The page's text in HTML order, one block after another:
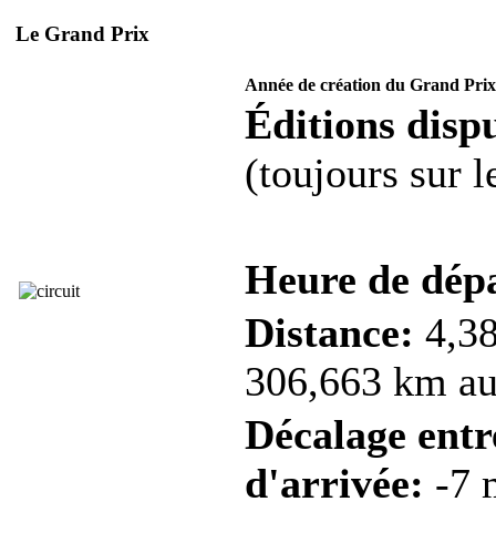
Le Grand Prix
Année de création du Grand
Éditions
(toujours sur
Heure de
Distance:
306,663 km
Décalage
d'arrivée: -7